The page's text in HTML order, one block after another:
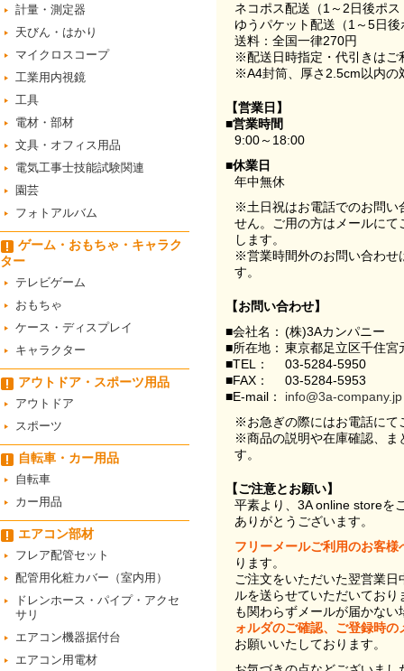
計量・測定器
天びん・はかり
マイクロスコープ
工業用内視鏡
工具
電材・部材
文具・オフィス用品
電気工事士技能試験関連
園芸
フォトアルバム
ゲーム・おもちゃ・キャラク
ター
テレビゲーム
おもちゃ
ケース・ディスプレイ
キャラクター
アウトドア・スポーツ用品
アウトドア
スポーツ
自転車・カー用品
自転車
カー用品
エアコン部材
フレア配管セット
配管用化粧カバー（室内用）
ドレンホース・パイプ・アクセ
サリ
エアコン機器据付台
エアコン用電材
ネコポス配送（1～2日後ポ
ゆうパケット配送（1～5日
送料：全国一律270円
※配送日時指定・代引きはご
※A4封筒、厚さ2.5cm以内の
【営業日】
■営業時間
9:00～18:00
■休業日
年中無休
※土日祝はお電話でのお問い
せん。ご用の方はメールに
します。
※営業時間外のお問い合わせ
す。
【お問い合わせ】
■会社名： (株)3Aカンパニー
■所在地： 東京都足立区千住
■TEL：
03-5284-5950
■FAX：
03-5284-5953
■E-mail：
info@3a-company.jp
※お急ぎの際にはお電話にて
※商品の説明や在庫確認、ま
す。
【ご注意とお願い】
平素より、3A online storeを
ありがとうございます。
フリーメールご利用のお客様
ります。
ご注文をいただいた翌営業
ルを送らせていただいてお
も関わらずメールが届かない
ォルダのご確認、ご登録時
お願いいたしております。